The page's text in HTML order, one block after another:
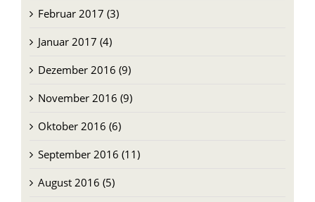
Februar 2017 (3)
Januar 2017 (4)
Dezember 2016 (9)
November 2016 (9)
Oktober 2016 (6)
September 2016 (11)
August 2016 (5)